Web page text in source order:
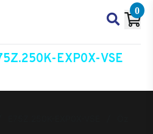
0
EXP0X-VSE